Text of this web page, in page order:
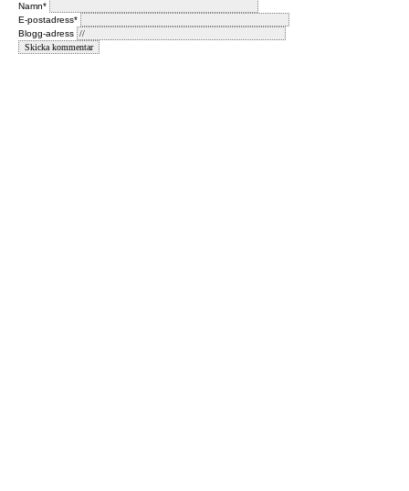
Namn*
E-postadress*
Blogg-adress